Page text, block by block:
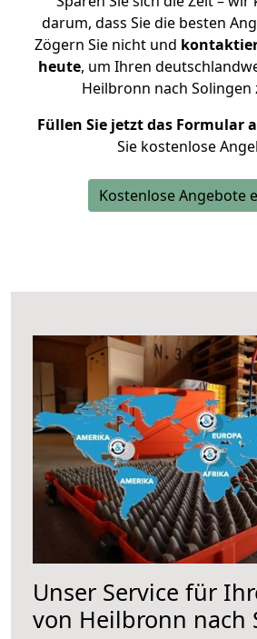
darum, dass Sie die besten
Zögern Sie nicht und
heute, um Ihren
Heilbronn nach Solingen
Füllen Sie jetzt das Formular
Sie kostenlose
Kostenlose Angebote
Unser Service für
von Heilbronn nach